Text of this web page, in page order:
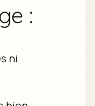
:
ni